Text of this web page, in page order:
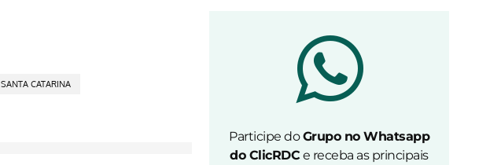
SANTA CATARINA
Participe doGrupo no Whatsapp
do ClicRDC e receba as principais